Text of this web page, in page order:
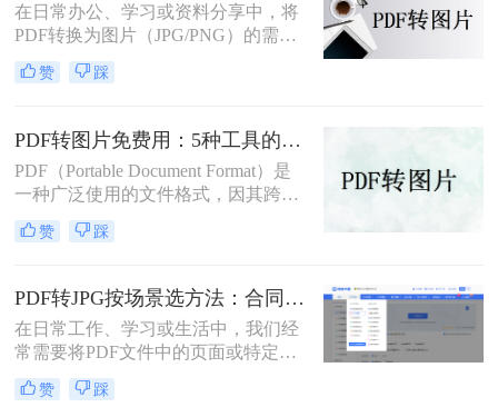
在日常办公、学习或资料分享中，将
PDF转换为图片（JPG/PNG）的需求
十分常见。那么pdf怎么转图片呢？本
文将介绍多种实用方法，满足不同场
赞 踩
PDF转图片免费用：5种工具的文件限制和输出质量对比！
PDF（Portable Document Format）是
一种广泛使用的文件格式，因其跨平
台、保持文档格式不变的特点而受到
用户的喜爱。但在某些情况下，我们
式，以便更方便地进行编辑、分享或
嵌入到其他文档中。那么如何免费将
pdf转换成图片呢？本文将介绍几种免
费将PDF转换成图片的方法，并详细
解释其操作步骤和注意事项。
赞 踩
PDF转JPG按场景选方法：合同、图纸、证件照分别用哪种！
在日常工作、学习或生活中，我们经
常需要将PDF文件中的页面或特定内
容转换为JPG图片格式。无论是为了
在演示文稿中插入一页图表、在社交
赞 踩